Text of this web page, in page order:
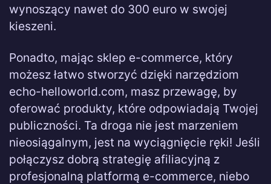
wynoszący nawet do 300 euro w swojej
kieszeni.
Ponadto, mając sklep e-commerce, który
możesz łatwo stworzyć dzięki narzędziom
echo-helloworld.com, masz przewagę, by
oferować produkty, które odpowiadają Twojej
publiczności. Ta droga nie jest marzeniem
nieosiągalnym, jest na wyciągnięcie ręki! Jeśli
połączysz dobrą strategię afiliacyjną z
profesjonalną platformą e-commerce, niebo